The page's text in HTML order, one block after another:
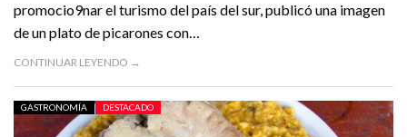
promocio9nar el turismo del país del sur, publicó una imagen
de un plato de picarones con…
CONTINUAR LEYENDO →
GASTRONOMÍA DESTACADO